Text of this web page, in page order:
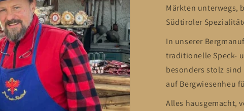
Märkten unterwegs,
Südtiroler
In unserer
traditionelle Speck-
besonders stolz
auf Bergwiesenheu
Alles hausgemacht,